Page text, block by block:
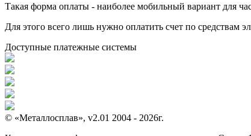
Такая форма оплаты - наиболее мобильный вариант для
Для этого всего лишь нужно оплатить счет по
Доступные платежные системы
© «Металлосплав», v2.01 2004 - 2026г.